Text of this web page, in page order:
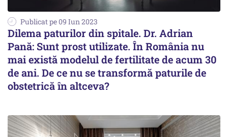
Publicat pe 09 Iun 2023
Dilema paturilor din spitale. Dr. Adrian
Pană: Sunt prost utilizate. În România nu
mai există modelul de fertilitate de acum 30
de ani. De ce nu se transformă paturile de
obstetrică în altceva?